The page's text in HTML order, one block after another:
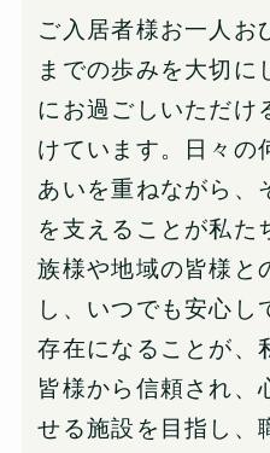
ご入居者様お一人お
までの歩みを大切に
にお過ごしいただけ
けています。日々の
あいを重ねながら、
を支えることが私た
族様や地域の皆様と
し、いつでも安心し
存在になることが、
皆様から信頼され、
せる施設を目指し、